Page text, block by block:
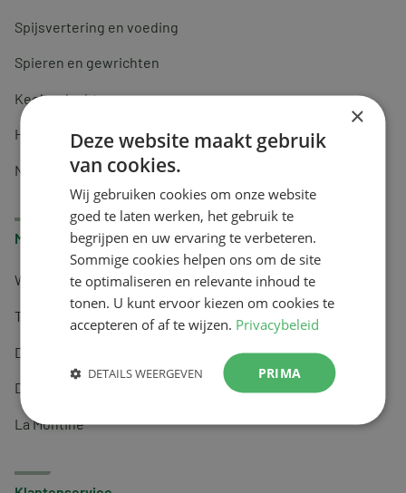
Spijsvertering en voeding
Spieren en gewrichten
Keel en luchtwegen
Huidverzorging
Nachtrust
Merken
Wapiti
Tai-Ginseng
Dermagíq
Draisma
La Montine
×
Deze website maakt gebruik
van cookies.
Wij gebruiken cookies om onze website
goed te laten werken, het gebruik te
begrijpen en uw ervaring te verbeteren.
Sommige cookies helpen ons om de site
te optimaliseren en relevante inhoud te
tonen. U kunt ervoor kiezen om cookies te
accepteren of af te wijzen. Privacybeleid
PRIMA
DETAILS WEERGEVEN